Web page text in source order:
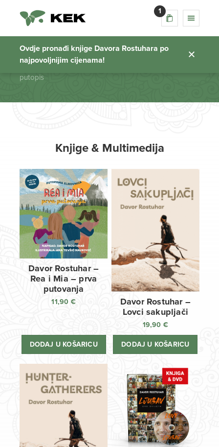
1
Ovdje pronađi knjige Davora Rostuhara po
najpovoljnijim cijenama!
putopis
Početna stranica
putopis
Knjige & Multimedija
Davor Rostuhar –
Rea i Mia – prva
putovanja
11,90 €
DODAJ U KOŠARICU
Davor Rostuhar –
Lovci sakupljači
19,90 €
DODAJ U KOŠARICU